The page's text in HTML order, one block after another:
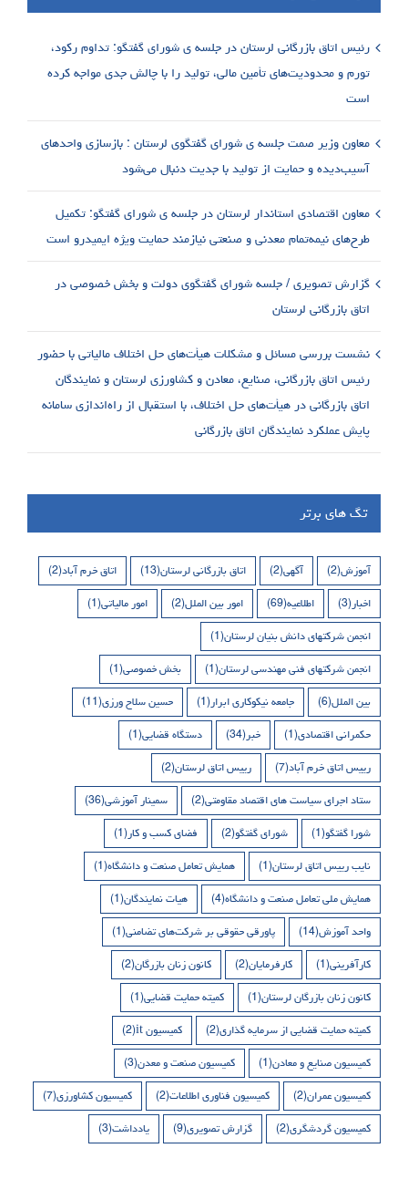
رئیس اتاق بازرگانی لرستان در جلسه ی شورای گفتگو: تداوم رکود،
تورم و محدودیت‌های تأمین مالی، تولید را با چالش جدی مواجه کرده
است
معاون وزیر صمت جلسه ی شورای گفتگوی لرستان : بازسازی واحدهای
آسیب‌دیده و حمایت از تولید با جدیت دنبال می‌شود
معاون اقتصادی استاندار لرستان در جلسه ی شورای گفتگو: تکمیل
طرح‌های نیمه‌تمام معدنی و صنعتی نیازمند حمایت ویژه ایمیدرو است
گزارش تصویری / جلسه شورای گفتگوی دولت و بخش خصوصی در
اتاق بازرگانی لرستان
نشست بررسی مسائل و مشکلات هیأت‌های حل اختلاف مالیاتی با حضور
رئیس اتاق بازرگانی، صنایع، معادن و کشاورزی لرستان و نمایندگان
اتاق بازرگانی در هیأت‌های حل اختلاف، با استقبال از راه‌اندازی سامانه
پایش عملکرد نمایندگان اتاق بازرگانی
تگ های برتر
آموزش(2) آگهی(2) اتاق بازرگانی لرستان(13) اتاق خرم آباد(2)
اخبار(3) اطلاعیه(69) امور بین الملل(2) امور مالیاتی(1)
انجمن شرکتهای دانش بنیان لرستان(1)
انجمن شرکتهای فنی مهندسی لرستان(1) بخش خصوصی(1)
بین الملل(6) جامعه نیکوکاری ابرار(1) حسین سلاح ورزی(11)
حکمرانی اقتصادی(1) خبر(34) دستگاه قضایی(1)
رییس اتاق خرم آباد(7) رییس اتاق لرستان(2)
ستاد اجرای سیاست های اقتصاد مقاومتی(2) سمینار آموزشی(36)
شورا گفتگو(1) شورای گفتگو(2) فضای کسب و کار(1)
نایب رییس اتاق لرستان(1) همایش تعامل صنعت و دانشگاه(1)
همایش ملی تعامل صنعت و دانشگاه(4) هیات نمایندگان(1)
واحد آموزش(14) پاورقی حقوقی بر شرکت‌های تضامنی(1)
کارآفرینی(1) کارفرمایان(2) کانون زنان بازرگان(2)
کانون زنان بازرگان لرستان(1) کمیته حمایت قضایی(1)
کمیته حمایت قضایی از سرمایه گذاری(2) کمیسیون it (2)
کمیسیون صنایع و معادن(1) کمیسیون صنعت و معدن(3)
کمیسیون عمران(2) کمیسیون فناوری اطلاعات(2) کمیسیون کشاورزی(7)
کمیسیون گردشگری(2) گزارش تصویری(9) یادداشت(3)